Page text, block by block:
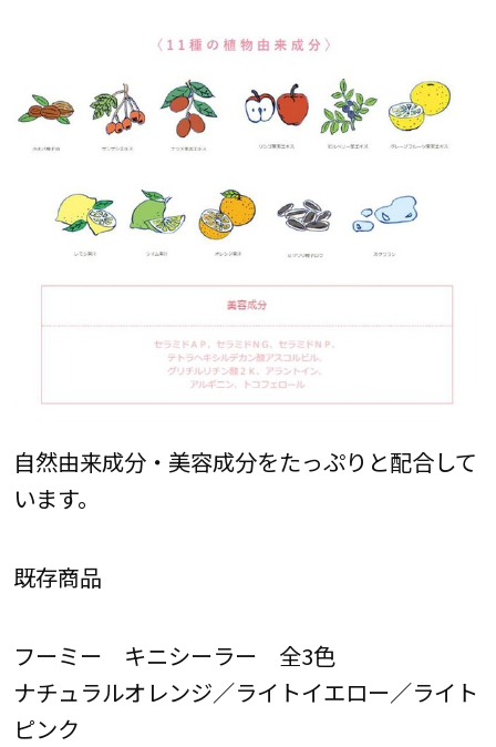
自然由来成分・美容成分をたっぷりと配合して
います。
既存商品
フーミー キニシーラー 全3色
ナチュラルオレンジ／ライトイエロー／ライト
ピンク